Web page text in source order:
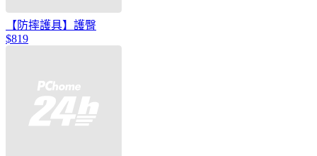
【防摔護具】護臀
$819